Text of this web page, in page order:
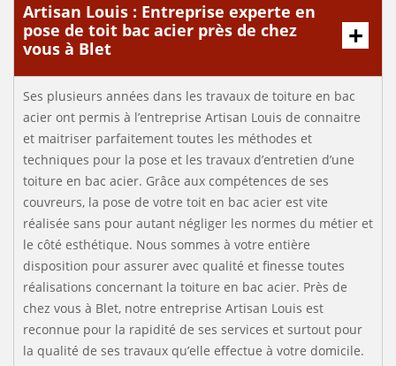
Artisan Louis : Entreprise experte en
pose de toit bac acier près de chez
vous à Blet
Ses plusieurs années dans les travaux de toiture en bac
acier ont permis à l’entreprise Artisan Louis de connaitre
et maitriser parfaitement toutes les méthodes et
techniques pour la pose et les travaux d’entretien d’une
toiture en bac acier. Grâce aux compétences de ses
couvreurs, la pose de votre toit en bac acier est vite
réalisée sans pour autant négliger les normes du métier et
le côté esthétique. Nous sommes à votre entière
disposition pour assurer avec qualité et finesse toutes
réalisations concernant la toiture en bac acier. Près de
chez vous à Blet, notre entreprise Artisan Louis est
reconnue pour la rapidité de ses services et surtout pour
la qualité de ses travaux qu’elle effectue à votre domicile.